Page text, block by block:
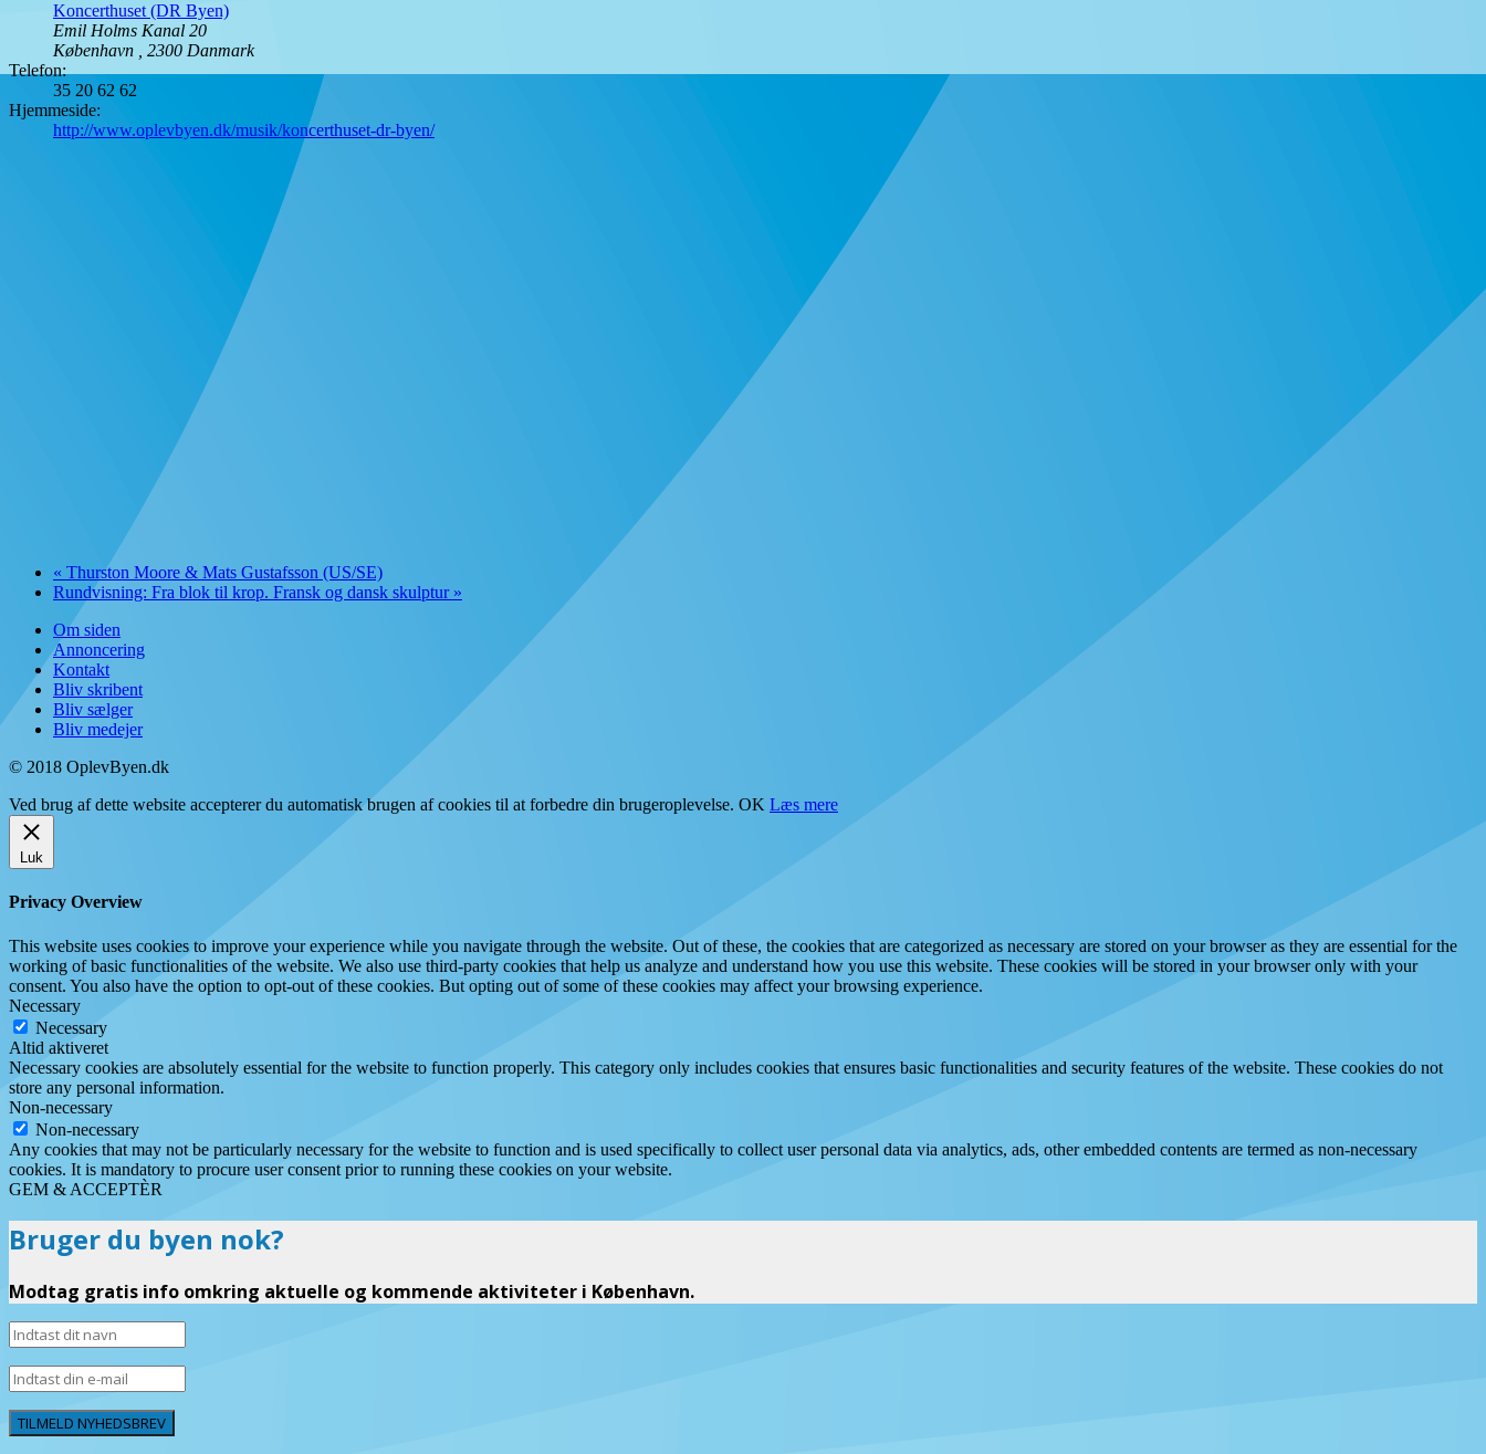
Koncerthuset (DR Byen)
Emil Holms Kanal 20
København
2300 Danmark
Telefon:
35 20 62 62
Hjemmeside:
http://www.oplevbyen.dk/musik/koncerthuset-dr-byen/
« Thurston Moore & Mats Gustafsson (US/SE)
Rundvisning: Fra blok til krop. Fransk og dansk skulptur »
Om siden
Annoncering
Kontakt
Bliv skribent
Bliv sælger
Bliv medejer
© 2018 OplevByen.dk
Ved brug af dette website accepterer du automatisk brugen af cookies til at forbedre din brugeroplevelse. OK Læs mere
Luk
Privacy Overview
This website uses cookies to improve your experience while you navigate through the website. Out of these, the cookies that are categorized as necessary are stored on your browser as they are essential for the
working of basic functionalities of the website. We also use third-party cookies that help us analyze and understand how you use this website. These cookies will be stored in your browser only with your
consent. You also have the option to opt-out of these cookies. But opting out of some of these cookies may affect your browsing experience.
Necessary
Necessary
Altid aktiveret
Necessary cookies are absolutely essential for the website to function properly. This category only includes cookies that ensures basic functionalities and security features of the website. These cookies do not
store any personal information.
Non-necessary
Non-necessary
Any cookies that may not be particularly necessary for the website to function and is used specifically to collect user personal data via analytics, ads, other embedded contents are termed as non-necessary
cookies. It is mandatory to procure user consent prior to running these cookies on your website.
GEM & ACCEPTÈR
Bruger du byen nok?
Modtag gratis info omkring aktuelle og kommende aktiviteter i København.
TILMELD NYHEDSBREV